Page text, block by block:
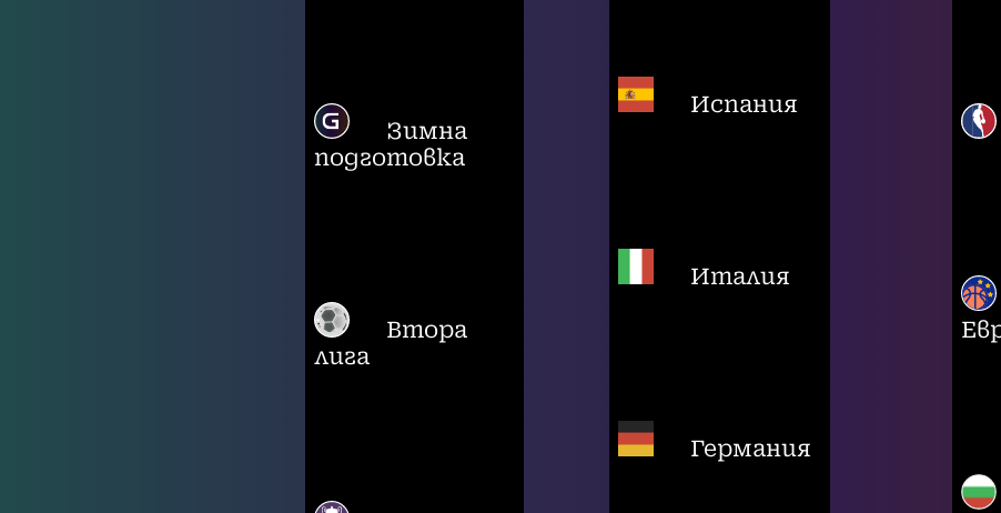
Зимна
подготовка
Втора
лига
Испания
Италия
Германия